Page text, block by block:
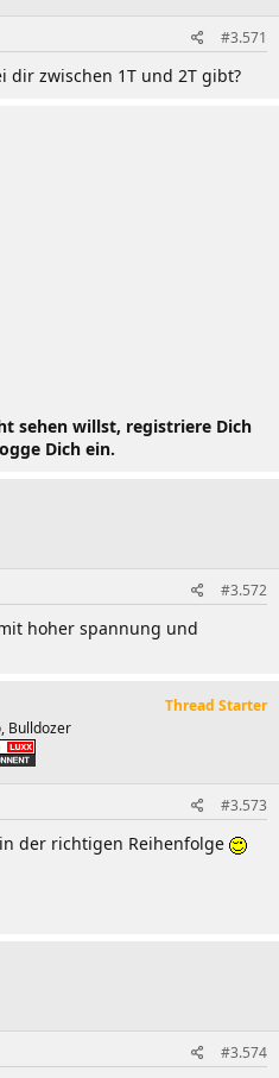
#3.571
dir zwischen 1T und 2T gibt?
sehen willst, registriere Dich
Dich ein.
#3.572
hoher spannung und
Bulldozer
Thread Starter
#3.573
der richtigen Reihenfolge
#3.574